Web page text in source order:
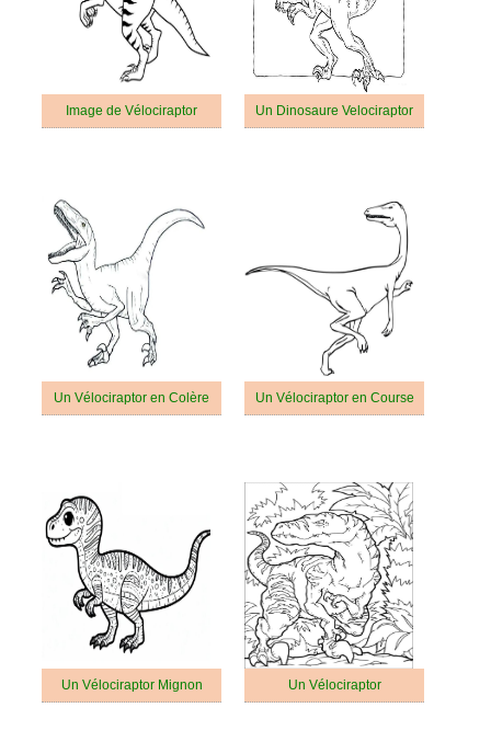
Image de Vélociraptor Un Dinosaure Velociraptor
Un Vélociraptor en Colère Un Vélociraptor en Course
Un Vélociraptor Mignon Un Vélociraptor